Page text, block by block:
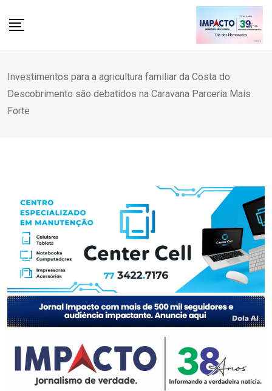
Investimentos para a agricultura familiar da Costa do
Descobrimento são debatidos na Caravana Parceria Mais
Forte